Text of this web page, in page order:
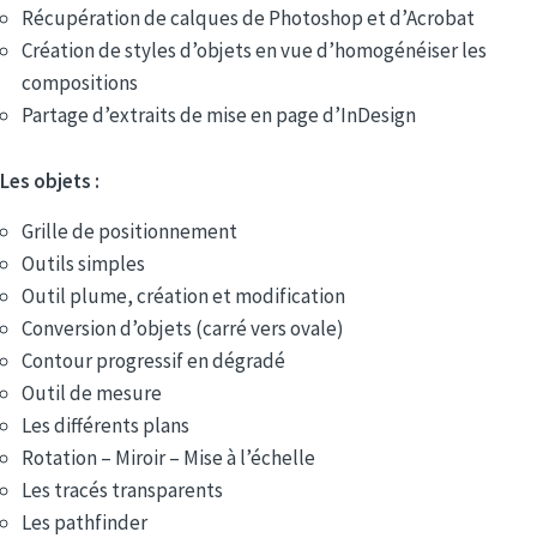
Récupération de calques de Photoshop et d’Acrobat
Création de styles d’objets en vue d’homogénéiser les
compositions
Partage d’extraits de mise en page d’InDesign
Les objets :
Grille de positionnement
Outils simples
Outil plume, création et modification
Conversion d’objets (carré vers ovale)
Contour progressif en dégradé
Outil de mesure
Les différents plans
Rotation – Miroir – Mise à l’échelle
Les tracés transparents
Les pathfinder